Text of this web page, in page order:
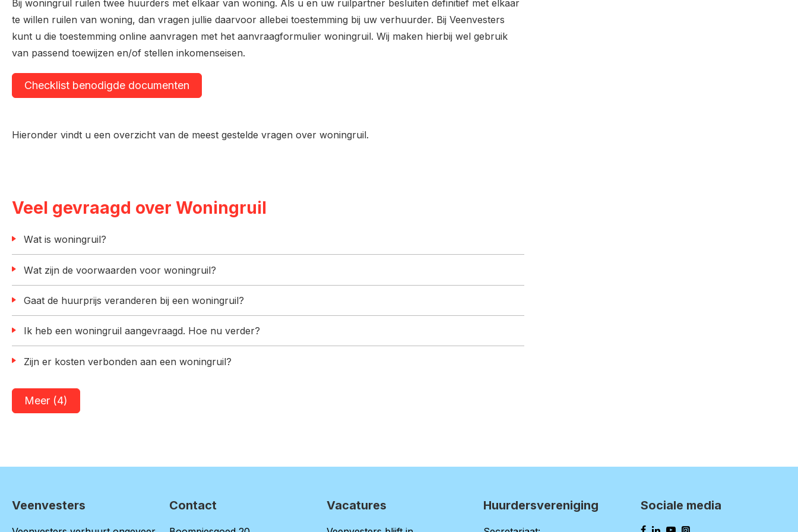
Bij woningruil ruilen twee huurders met elkaar van woning. Als u en uw ruilpartner besluiten definitief met elkaar
te willen ruilen van woning, dan vragen jullie daarvoor allebei toestemming bij uw verhuurder. Bij Veenvesters
kunt u die toestemming online aanvragen met het aanvraagformulier woningruil. Wij maken hierbij wel gebruik
van passend toewijzen en/of stellen inkomenseisen.
Checklist benodigde documenten
Hieronder vindt u een overzicht van de meest gestelde vragen over woningruil.
Veel gevraagd over Woningruil
Wat is woningruil?
Wat zijn de voorwaarden voor woningruil?
Gaat de huurprijs veranderen bij een woningruil?
Ik heb een woningruil aangevraagd. Hoe nu verder?
Zijn er kosten verbonden aan een woningruil?
Meer (4)
Contactinformatie
Veenvesters Contact Vacatures Huurdersvereniging Sociale media